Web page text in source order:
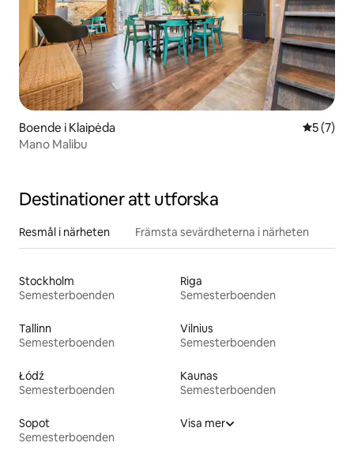
Boende i Klaipėda 5 av 5 i
5 (7)
Mano Malibu
Destinationer att utforska
Resmål i närheten Främsta sevärdheterna i närheten
Stockholm
Semesterboenden
Riga
Semesterboenden
Tallinn
Semesterboenden
Vilnius
Semesterboenden
Łódź
Semesterboenden
Kaunas
Semesterboenden
Sopot
Semesterboenden
Visa mer